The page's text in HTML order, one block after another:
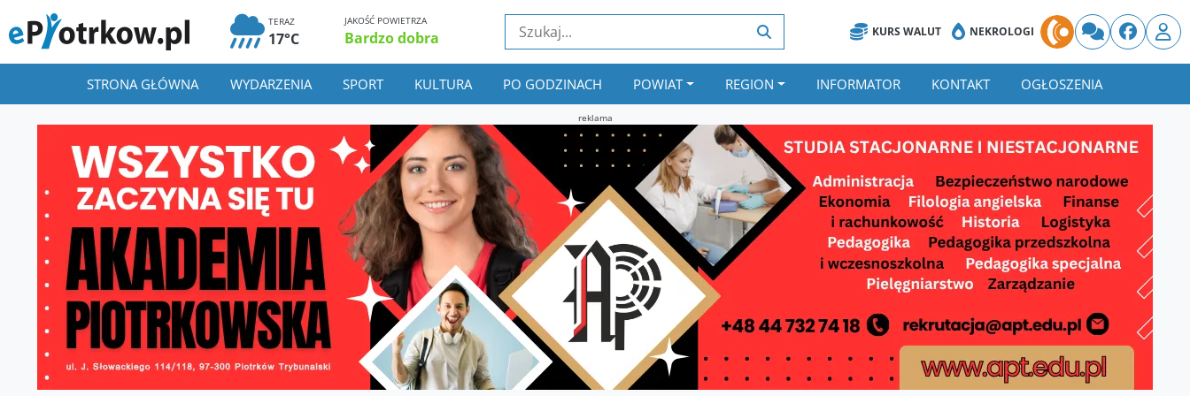
TERAZ
17°C
JAKOŚĆ POWIETRZA
Bardzo dobra KURS WALUT NEKROLOGI
STRONA GŁÓWNA WYDARZENIA SPORT KULTURA PO GODZINACH POWIAT REGION INFORMATOR KONTAKT OGŁOSZENIA
reklama